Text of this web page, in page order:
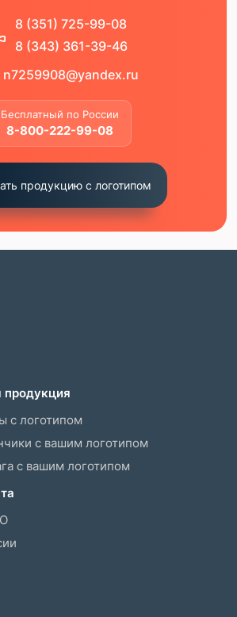
8 (351) 725-99-08
8 (343) 361-39-46
n7259908@yandex.ru
Бесплатный по России
8-800-222-99-08
продукцию с логотипом
продукция
с логотипом
с вашим логотипом
с вашим логотипом